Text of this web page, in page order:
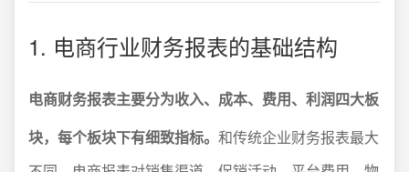
1. 电商行业财务报表的基础结构
电商财务报表主要分为收入、成本、费用、利润四大板
块，每个板块下有细致指标。 和传统企业财务报表最大